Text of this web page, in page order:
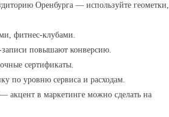
Оренбурга — используйте геометки,
фитнес-клубами.
записи повышают конверсию.
сертификаты.
по уровню сервиса и расходам.
акцент в маркетинге можно сделать на